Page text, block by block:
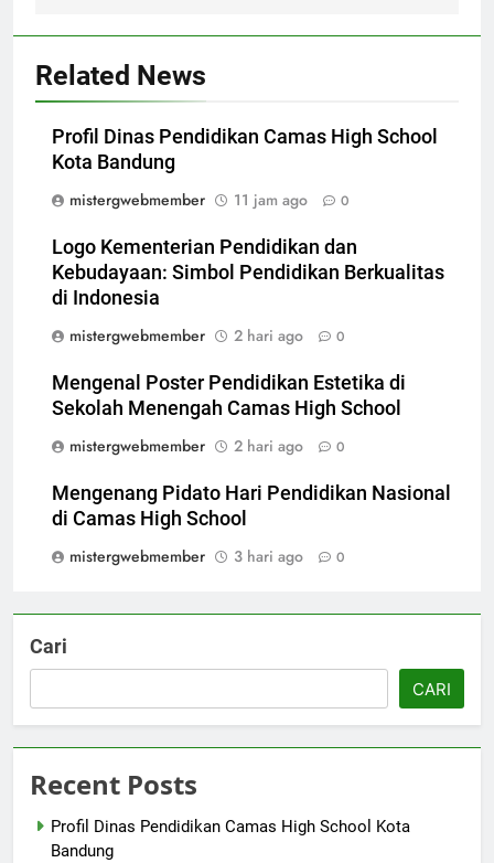
Related News
Profil Dinas Pendidikan Camas High School
Kota Bandung
mistergwebmember
11 jam ago 0
Logo Kementerian Pendidikan dan
Kebudayaan: Simbol Pendidikan Berkualitas
di Indonesia
mistergwebmember
2 hari ago 0
Mengenal Poster Pendidikan Estetika di
Sekolah Menengah Camas High School
mistergwebmember
2 hari ago 0
Mengenang Pidato Hari Pendidikan Nasional
di Camas High School
mistergwebmember
3 hari ago 0
Cari
CARI
Recent Posts
Profil Dinas Pendidikan Camas High School Kota
Bandung